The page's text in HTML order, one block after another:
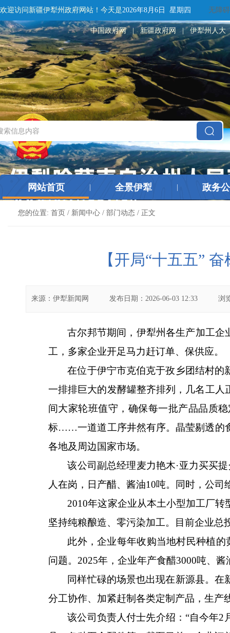
欢迎访问新疆伊犁州政府网站！ 今天是2026年8月6日 星期四 无障碍
中国政府网 | 新疆政府网 | 伊犁州人大
网站首页 全景伊犁 政务
您的位置: 首页 / 新闻中心 / 部门动态 / 正文
【开局“十五五”
来源： 伊犁新闻网 发布日期： 2026-06-03 12:33 浏
古尔邦节期间，伊犁州各生产加工企
工，多家企业开足马力赶订单、保供应。
在位于伊宁市克伯克于孜乡团结村的
一排排巨大的发酵罐整齐排列，几名工
间大家轮班值守，确保每一批产品品质
标……一道道工序井然有序。晶莹剔透的
各地及周边国家市场。
该公司副总经理麦力艳木·亚力买买
人在岗，日产醋、酱油10吨。同时，公
2010年这家企业从本土小型加工厂
坚持纯粮酿造、零污染加工。目前企业总
此外，企业每年收购当地村民种植
问题。2025年，企业年产食醋3000吨、
同样忙碌的场景也出现在新源县。
分工协作、加紧赶制各类定制产品，生产
该公司负责人付士先介绍： “自今年2